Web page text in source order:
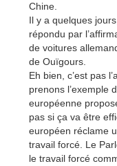
Chine.
Il y a quelques
répondu par
de voitures
de Ouïgours.
Eh bien, c’est pas
prenons l’exemple
européenne
pas si ça va être
européen réclame
travail forcé. Le
le travail forcé